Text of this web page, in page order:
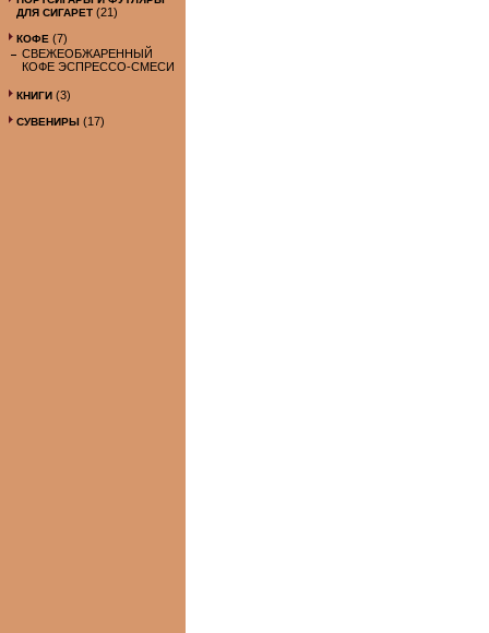
ДЛЯ СИГАРЕТ (21)
КОФЕ (7)
СВЕЖЕОБЖАРЕННЫЙ
КОФЕ ЭСПРЕССО-СМЕСИ
КНИГИ (3)
СУВЕНИРЫ (17)